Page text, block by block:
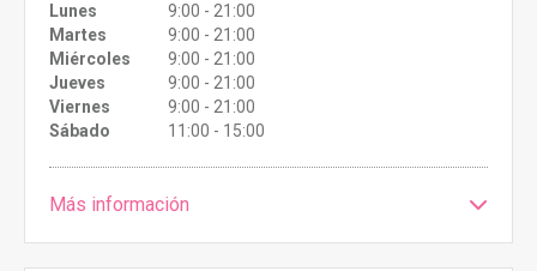
Lunes
9:00 - 21:00
Martes
9:00 - 21:00
Miércoles
9:00 - 21:00
Jueves
9:00 - 21:00
Viernes
9:00 - 21:00
Sábado
11:00 - 15:00
Más información